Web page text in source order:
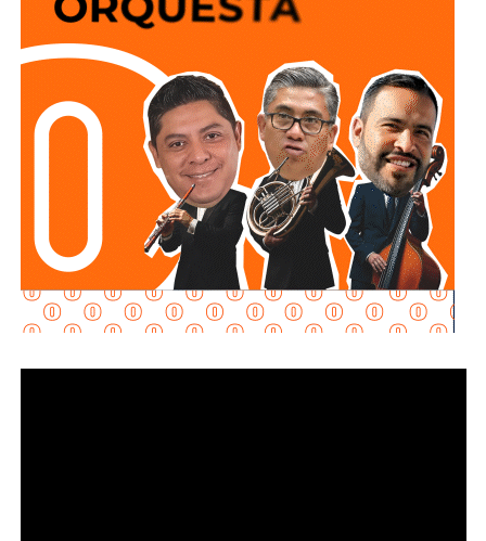
policiales, organismos de auxilio y representantes del
sector privado, el Mandatario Estatal destacó que esta
inversión permitirá reducir riesgos para el personal
operativo, atender con mayor rapidez situaciones de
emergencia y garantizar más seguridad y tranquilidad a las
familias potosinas.
Defensa Nacional mediante la aplicación del Plan DN-III-E,